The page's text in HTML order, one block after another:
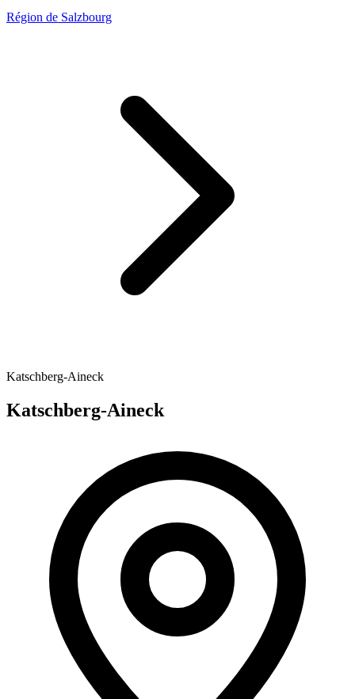
Région de Salzbourg
Katschberg-Aineck
Katschberg-Aineck